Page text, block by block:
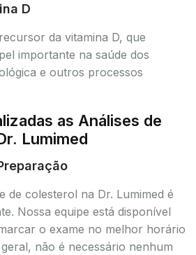
D
da vitamina D, que
importante na saúde dos
e outros processos
as Análises de
Lumimed
de colesterol na Dr. Lumimed é
Nossa equipe está disponível
o exame no melhor horário
não é necessário nenhum